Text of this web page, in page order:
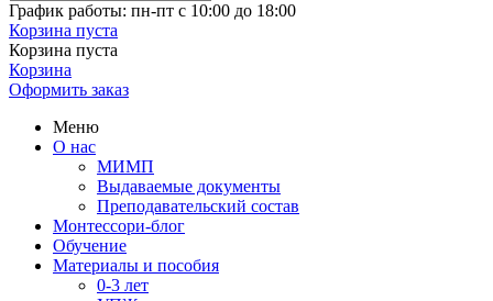
График работы: пн-пт с 10:00 до 18:00
Корзина пуста
Корзина пуста
Корзина
Оформить заказ
Меню
О нас
МИМП
Выдаваемые документы
Преподавательский состав
Монтессори-блог
Обучение
Материалы и пособия
0-3 лет